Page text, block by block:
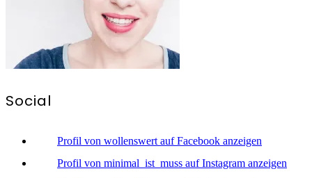
Social
Profil von wollenswert auf Facebook anzeigen
Profil von minimal_ist_muss auf Instagram anzeigen